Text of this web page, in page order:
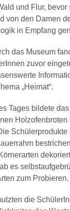
und Flur, bevor
von den Damen
in Empfang
das Museum
zuvor
„Heimat“.
Tages bildete
Schülerprodukte
es
zum Probieren.
die